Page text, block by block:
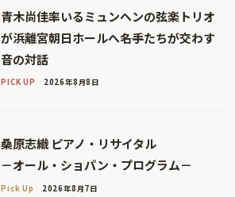
青木尚佳率いるミュンヘンの弦楽トリオ
が浜離宮朝日ホールへ――名手たちが交わす
音の対話
PICK UP 2026年8月8日
桑原志織 ピアノ・リサイタル
－オール・ショパン・プログラム－
Pick Up 2026年8月7日